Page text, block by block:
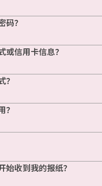
码？
或信用卡信息？
？
？
始收到我的报纸？